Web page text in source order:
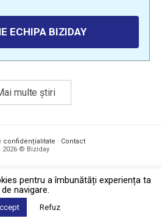
ECHIPA BIZIDAY
multe știri
confidențialitate · Contact
2026 © Biziday
pentru a îmbunătăți experiența ta
de navigare.
Refuz